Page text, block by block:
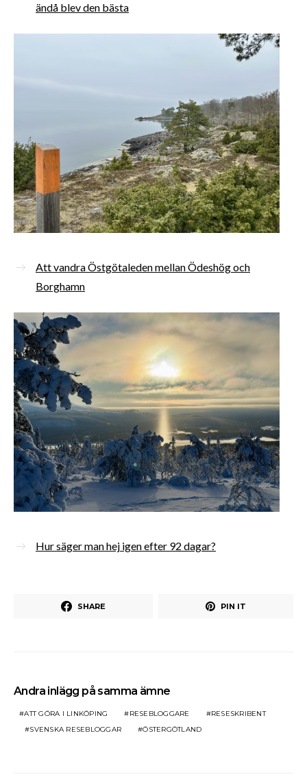
ändå blev den bästa
Att vandra Östgötaleden mellan Ödeshög och
Borghamn
Hur säger man hej igen efter 92 dagar?
SHARE PIN IT
Andra inlägg på samma ämne
ATT GÖRA I LINKÖPING RESEBLOGGARE
RESESKRIBENT
SVENSKA RESEBLOGGAR
ÖSTERGÖTLAND